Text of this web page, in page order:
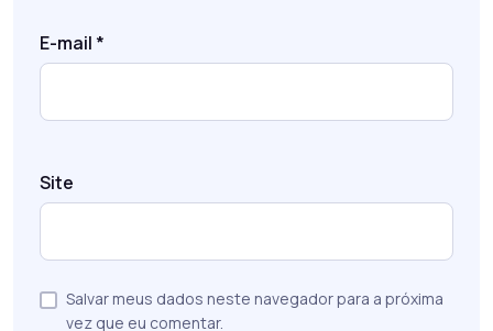
E-mail *
Site
Salvar meus dados neste navegador para a próxima
vez que eu comentar.